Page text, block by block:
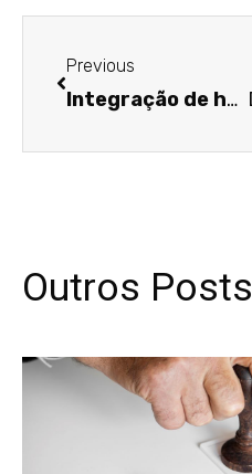
Previous
Integração de horas extras habituais no repouso semanal repercute nas demais parcelas salariais
Outros Posts